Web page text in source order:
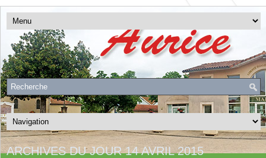
ARCHIVES DU JOUR14 AVRIL 2015